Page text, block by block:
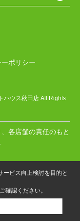
ポリシー
ウス秋田店 All Rights
各店舗の責任のもと
ービス向上検討を目的と
確認ください。